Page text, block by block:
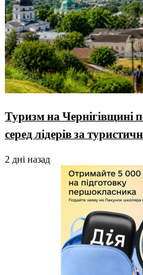
Туризм на Чернігівщині
серед лідерів за
2 дні назад